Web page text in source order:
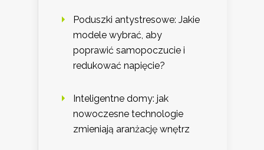
Poduszki antystresowe: Jakie
modele wybrać, aby
poprawić samopoczucie i
redukować napięcie?
Inteligentne domy: jak
nowoczesne technologie
zmieniają aranżację wnętrz